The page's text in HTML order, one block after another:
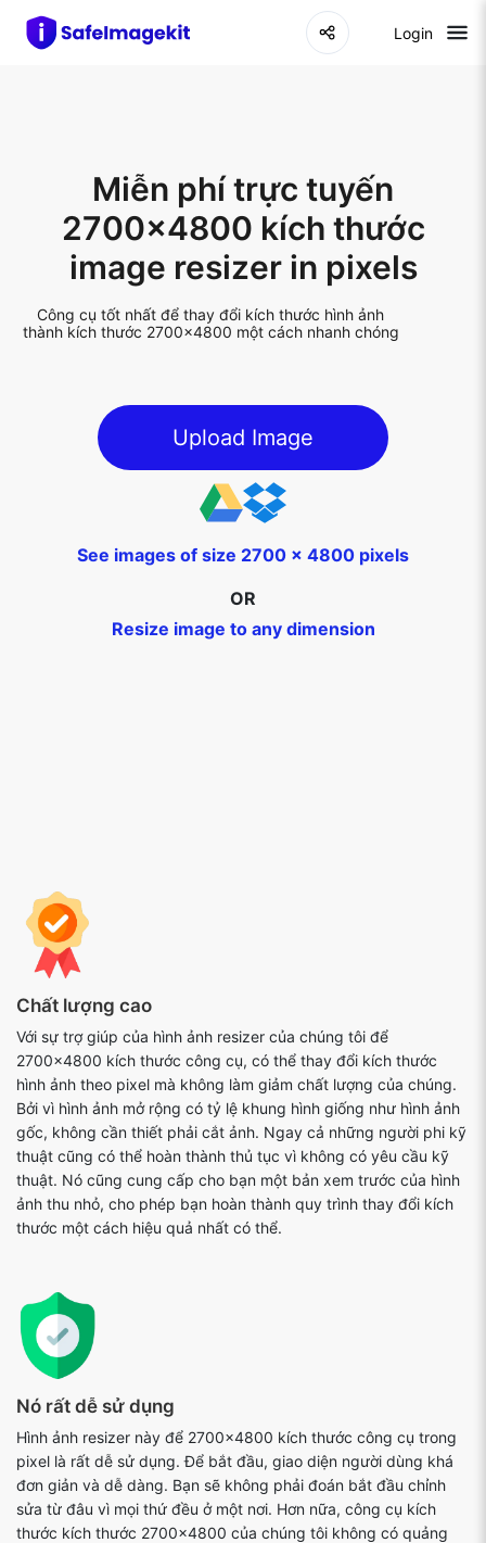
Login
Miễn phí trực tuyến
2700x4800 kích thước
image resizer in pixels
Công cụ tốt nhất để thay đổi kích thước hình ảnh
thành kích thước 2700x4800 một cách nhanh chóng
Upload Image
See images of size 2700 x 4800 pixels
OR
Resize image to any dimension
Chất lượng cao
Với sự trợ giúp của hình ảnh resizer của chúng tôi để
2700x4800 kích thước công cụ, có thể thay đổi kích thước
hình ảnh theo pixel mà không làm giảm chất lượng của chúng.
Bởi vì hình ảnh mở rộng có tỷ lệ khung hình giống như hình ảnh
gốc, không cần thiết phải cắt ảnh. Ngay cả những người phi kỹ
thuật cũng có thể hoàn thành thủ tục vì không có yêu cầu kỹ
thuật. Nó cũng cung cấp cho bạn một bản xem trước của hình
ảnh thu nhỏ, cho phép bạn hoàn thành quy trình thay đổi kích
thước một cách hiệu quả nhất có thể.
Nó rất dễ sử dụng
Hình ảnh resizer này để 2700x4800 kích thước công cụ trong
pixel là rất dễ sử dụng. Để bắt đầu, giao diện người dùng khá
đơn giản và dễ dàng. Bạn sẽ không phải đoán bắt đầu chỉnh
sửa từ đâu vì mọi thứ đều ở một nơi. Hơn nữa, công cụ kích
thước kích thước 2700x4800 của chúng tôi không có quảng